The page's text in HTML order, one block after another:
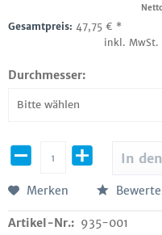
Gesamtpreis: 47,75 € *
inkl. MwSt.
Durchmesser:
In den
Merken
Artikel-Nr.: 935-001